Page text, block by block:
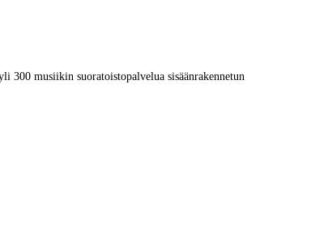
300 musiikin suoratoistopalvelua sisäänrakennetun